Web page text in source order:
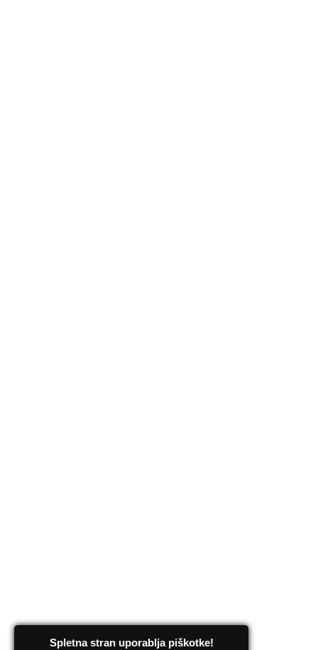
Spletna stran uporablja piškotke!